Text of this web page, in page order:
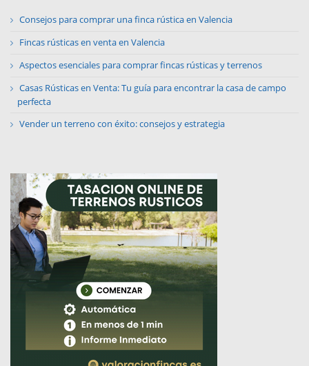
Consejos para comprar una finca rústica en Valencia
Fincas rústicas en venta en Valencia
Aspectos esenciales para comprar fincas rústicas y terrenos
Casas Rústicas en Venta: Tu guía para encontrar la casa de campo
perfecta
Vender un terreno con éxito: consejos y estrategia